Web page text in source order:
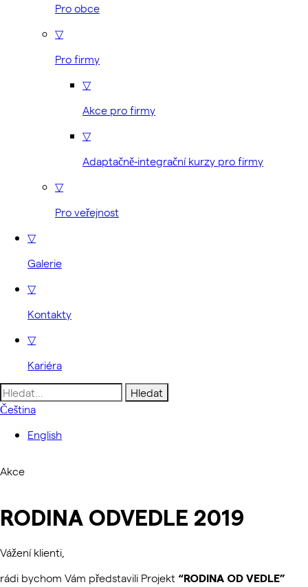
Pro obce
▽
Pro firmy
▽
Akce pro firmy
▽
Adaptačně-integrační kurzy pro firmy
▽
Pro veřejnost
▽
Galerie
▽
Kontakty
▽
Kariéra
Vyhledávání
Čeština
English
Akce
RODINA ODVEDLE 2019
Vážení klienti,
rádi bychom Vám představili Projekt “RODINA OD VEDLE”